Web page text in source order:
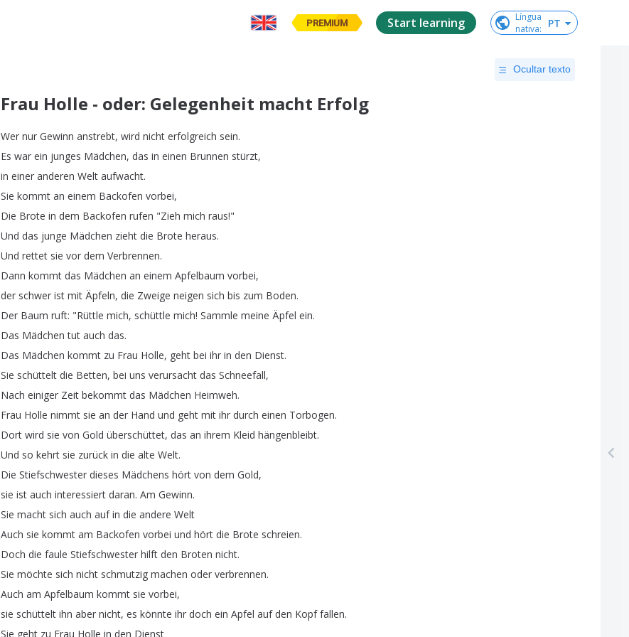
PREMIUM Start learning
Língua
nativa: PT
Ocultar texto
Frau Holle - oder: Gelegenheit macht Erfolg
Wer nur Gewinn anstrebt, wird nicht erfolgreich sein.
Es war ein junges Mädchen, das in einen Brunnen stürzt,
in einer anderen Welt aufwacht.
Sie kommt an einem Backofen vorbei,
Die Brote in dem Backofen rufen "Zieh mich raus!"
Und das junge Mädchen zieht die Brote heraus.
Und rettet sie vor dem Verbrennen.
Dann kommt das Mädchen an einem Apfelbaum vorbei,
der schwer ist mit Äpfeln, die Zweige neigen sich bis zum Boden.
Der Baum ruft: "Rüttle mich, schüttle mich! Sammle meine Äpfel ein.
Das Mädchen tut auch das.
Das Mädchen kommt zu Frau Holle, geht bei ihr in den Dienst.
Sie schüttelt die Betten, bei uns verursacht das Schneefall,
Nach einiger Zeit bekommt das Mädchen Heimweh.
Frau Holle nimmt sie an der Hand und geht mit ihr durch einen Torbogen.
Dort wird sie von Gold überschüttet, das an ihrem Kleid hängenbleibt.
Und so kehrt sie zurück in die alte Welt.
Die Stiefschwester dieses Mädchens hört von dem Gold,
sie ist auch interessiert daran. Am Gewinn.
Sie macht sich auch auf in die andere Welt
Auch sie kommt am Backofen vorbei und hört die Brote schreien.
Doch die faule Stiefschwester hilft den Broten nicht.
Sie möchte sich nicht schmutzig machen oder verbrennen.
Auch am Apfelbaum kommt sie vorbei,
sie schüttelt ihn aber nicht, es könnte ihr doch ein Apfel auf den Kopf fallen.
Sie geht zu Frau Holle in den Dienst